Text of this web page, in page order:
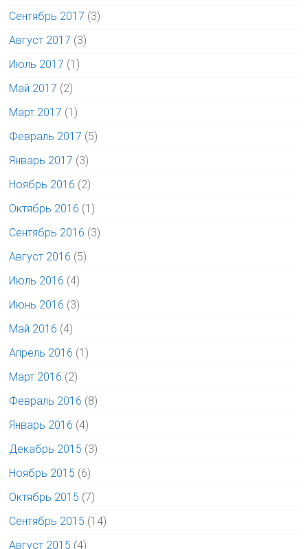
Сентябрь 2017 (3)
Август 2017 (3)
Июль 2017 (1)
Май 2017 (2)
Март 2017 (1)
Февраль 2017 (5)
Январь 2017 (3)
Ноябрь 2016 (2)
Октябрь 2016 (1)
Сентябрь 2016 (3)
Август 2016 (5)
Июль 2016 (4)
Июнь 2016 (3)
Май 2016 (4)
Апрель 2016 (1)
Март 2016 (2)
Февраль 2016 (8)
Январь 2016 (4)
Декабрь 2015 (3)
Ноябрь 2015 (6)
Октябрь 2015 (7)
Сентябрь 2015 (14)
Август 2015 (4)